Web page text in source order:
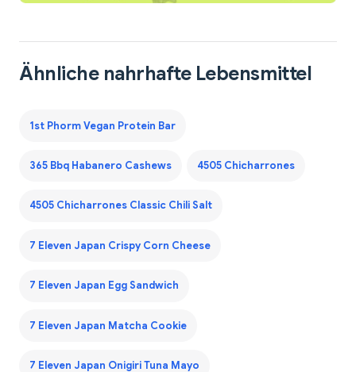
Ähnliche nahrhafte Lebensmittel
1st Phorm Vegan Protein Bar
365 Bbq Habanero Cashews 4505 Chicharrones
4505 Chicharrones Classic Chili Salt
7 Eleven Japan Crispy Corn Cheese
7 Eleven Japan Egg Sandwich
7 Eleven Japan Matcha Cookie
7 Eleven Japan Onigiri Tuna Mayo